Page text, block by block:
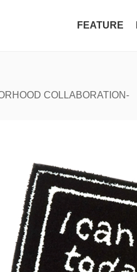
FEATURE
COLLABORATION-